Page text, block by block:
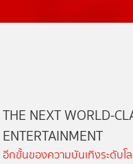
THE NEXT WORLD-
ENTERTAINMENT
อีกขั้นของความบันเทิงระดับโ